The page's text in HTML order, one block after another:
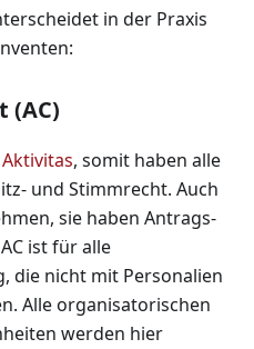
in der Praxis
(AC)
Aktivitas, somit haben alle
und Stimmrecht. Auch
sie haben Antrags-
ist für alle
die nicht mit Personalien
Alle organisatorischen
werden hier